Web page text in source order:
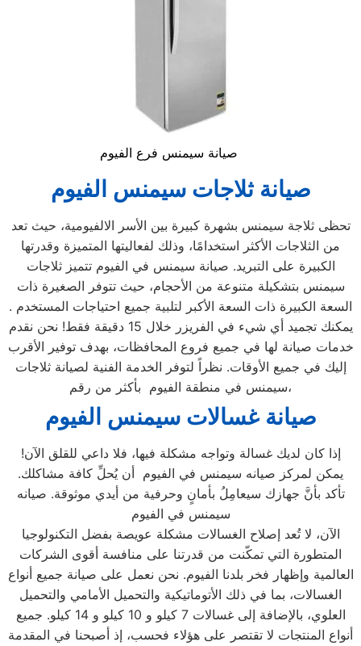
صيانة سيمنس فرع الفيوم
صيانة ثلاجات سيمنس الفيوم
تحظى ثلاجة سيمنس بشهرة كبيرة بين الأسر الالفيومية، حيث تعد
من الثلاجات الأكثر استخدامًا، وذلك لفعاليتها المتميزة وقدرتها
الكبيرة على التبريد. صيانة سيمنس في الفيوم تتميز ثلاجات
سيمنس بتشكيلة متنوعة من الأحجام، حيث تتوفر الصغيرة ذات
السعة الكبيرة ذات السعة الأكبر لتلبية جميع احتياجات المستخدم .
يمكنك تجميد أي شيء في الفريزر خلال 15 دقيقة فقط! نحن نقدم
خدمات صيانة لها في جميع فروع المحافظات، بهدف توفير الأقرب
إليك في جميع الأوقات. نظراً لتوفر الخدمة الفنية لصيانة ثلاجات
سيمنس في منطقة الفيوم بأكثر من رقم،
صيانة غسالات سيمنس الفيوم
إذا كان لديك غسالة وتواجه مشكلة فيها، فلا داعي للقلق الآن!
يمكن لمركز صيانه سيمنس في الفيوم أن يُحلِّ كافة مشاكلك.
تأكد بأنَّ جهازك سيعامِلُ بأمانٍ وحرفية من أيدي موثوقة. صيانه
سيمنس في الفيوم
الآن، لا تُعد إصلاح الغسالات مشكلة عويصة بفضل التكنولوجيا
المتطورة التي تمكّنت من قدرتنا على منافسة أقوى الشركات
العالمية وإظهار فخر بلدنا الفيوم. نحن نعمل على صيانة جميع أنواع
الغسالات، بما في ذلك الأتوماتيكية والتحميل الأمامي والتحميل
العلوي، بالإضافة إلى غسالات 7 كيلو و 10 كيلو و 14 كيلو. جميع
أنواع المنتجات لا تقتصر على هؤلاء فحسب، إذ أصبحنا في المقدمة